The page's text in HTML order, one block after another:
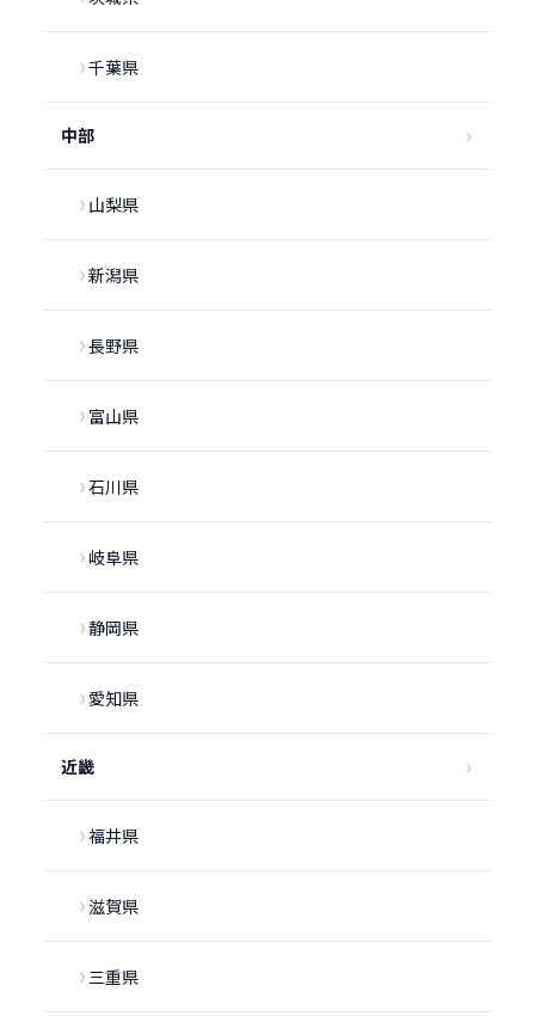
千葉県
中部
山梨県
新潟県
長野県
富山県
石川県
岐阜県
静岡県
愛知県
近畿
福井県
滋賀県
三重県